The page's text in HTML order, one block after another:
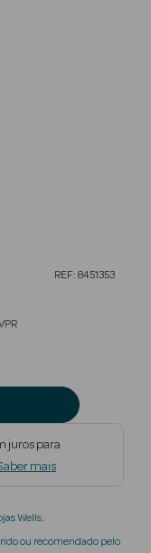
REF: 8451353
from
juros para
mais
Wells.
ou recomendado pelo